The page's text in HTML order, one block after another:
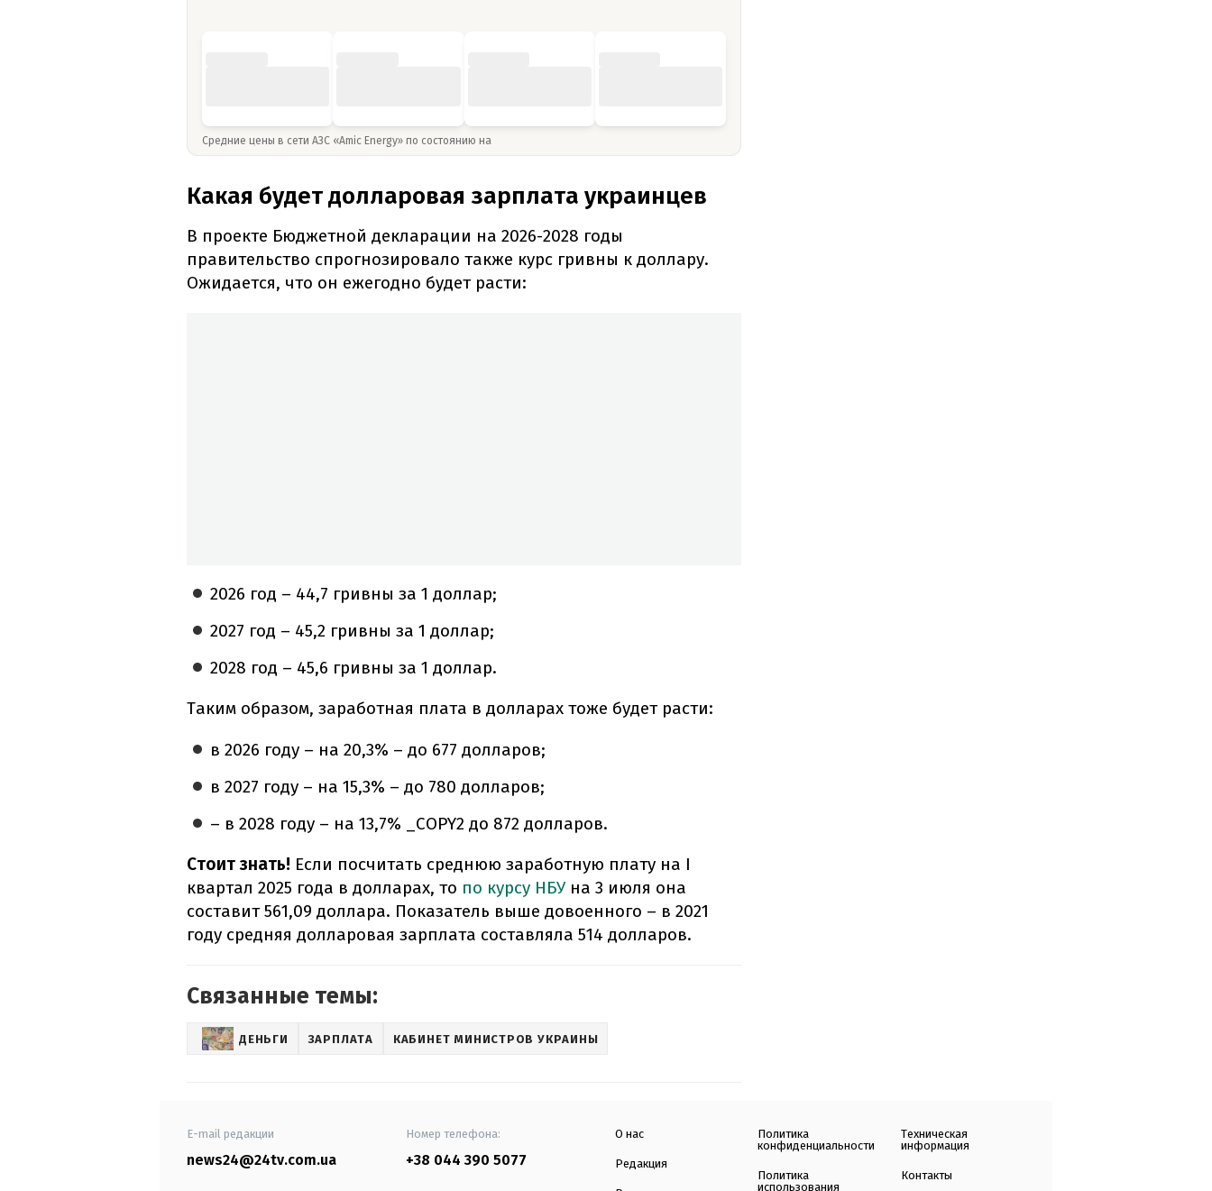
Средние цены в сети АЗС «Amic Energy» по состоянию на
Какая будет долларовая зарплата украинцев
В проекте Бюджетной декларации на 2026-2028 годы
правительство спрогнозировало также курс гривны к доллару.
Ожидается, что он ежегодно будет расти:
2026 год – 44,7 гривны за 1 доллар;
2027 год – 45,2 гривны за 1 доллар;
2028 год – 45,6 гривны за 1 доллар.
Таким образом, заработная плата в долларах тоже будет расти:
в 2026 году – на 20,3% – до 677 долларов;
в 2027 году – на 15,3% – до 780 долларов;
– в 2028 году – на 13,7% _COPY2 до 872 долларов.
Стоит знать! Если посчитать среднюю заработную плату на I
квартал 2025 года в долларах, то по курсу НБУна 3 июля она
составит 561,09 доллара. Показатель выше довоенного – в 2021
году средняя долларовая зарплата составляла 514 долларов.
Связанные темы:
ДЕНЬГИ ЗАРПЛАТА КАБИНЕТ МИНИСТРОВ УКРАИНЫ
E-mail редакции
news24@24tv.com.ua
Номер телефона:
+38 044 390 5077
О нас
Редакция
Политика
конфиденциальности
Политика
использования
Техническая
информация
Контакты